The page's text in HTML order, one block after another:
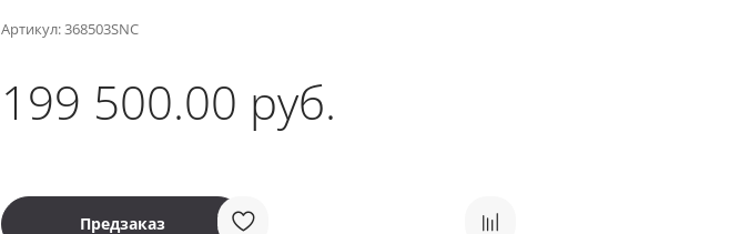
Артикул:368503SNC
199 500.00 руб.
Предзаказ